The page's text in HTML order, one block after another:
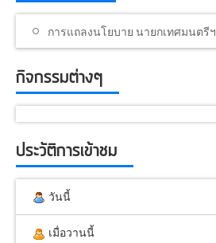
การแถลงนโยบาย นายกเทศมนตรีฯ
กิจกรรมต่างๆ
ประวัติการเข้าชม
วันนี้
เมื่อวานนี้